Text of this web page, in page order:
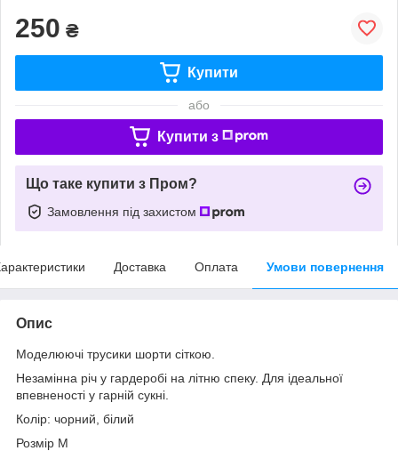
250 ₴
Купити
або
Купити з
Що таке купити з Пром?
Замовлення під захистом
Доставка Оплата Умови повернення
Опис
Моделюючі трусики шорти сіткою.
Незамінна річ у гардеробі на літню спеку. Для ідеальної
впевненості у гарній сукні.
Колір: чорний, білий
Розмір М